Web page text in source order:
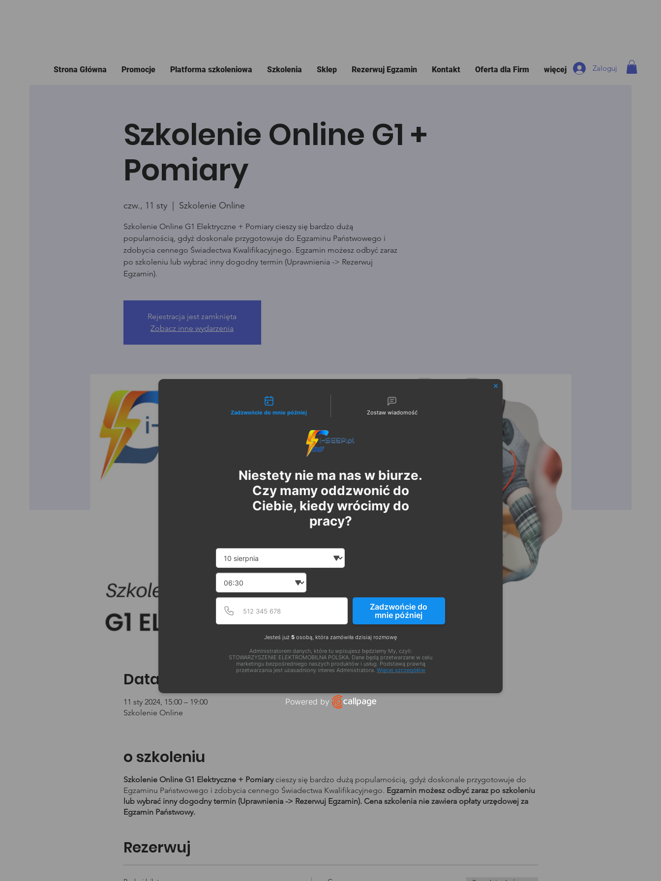
Strona Główna Promocje Platforma szkoleniowa Szkolenia Sklep Rezerwuj Egzamin Kontakt Oferta dla Firm więcej Zaloguj
Szkolenie Online G1 +
Pomiary
czw., 11 sty
  |
Szkolenie Online
Szkolenie Online G1 Elektryczne + Pomiary cieszy się bardzo dużą
popularnością, gdyż doskonale przygotowuje do Egzaminu Państwowego i
zdobycia cennego Świadectwa Kwalifikacyjnego. Egzamin możesz odbyć zaraz
po szkoleniu lub wybrać inny dogodny termin (Uprawnienia -> Rezerwuj
Egzamin).
Rejestracja jest zamknięta
Zobacz inne wydarzenia
Data i godzina szkolenia
11 sty 2024, 15:00 – 19:00
Szkolenie Online
o szkoleniu
Szkolenie Online G1 Elektryczne + Pomiarycieszy się bardzo dużą popularnością, gdyż doskonale przygotowuje do
Egzaminu Państwowego i zdobycia cennego Świadectwa Kwalifikacyjnego. Egzamin możesz odbyć zaraz po szkoleniu
lub wybrać inny dogodny termin (Uprawnienia -> Rezerwuj Egzamin). Cena szkolenia nie zawiera opłaty urzędowej za
Egzamin Państwowy.
Rezerwuj
Możliwości kontaktu
Zadzwońcie do mnie później Zostaw wiadomość
Niestety nie ma nas w biurze.
Czy mamy oddzwonić do
Ciebie, kiedy wrócimy do
pracy?
Date and time slection for scheduled call
Wybierz datę
Wybierz godzinę
Numer telefonu
Podaj poprawny numer telefonu w formacie E164
Zadzwońcie do
mnie później
Jesteś już 5 osobą, która zamówiła dzisiaj rozmowę
Administratorem danych, które tu wpisujesz będziemy My, czyli:
STOWARZYSZENIE ELEKTROMOBILNA POLSKA. Dane będą przetwarzane w celu
marketingu bezpośredniego naszych produktów i usług. Podstawą prawną
przetwarzania jest uzasadniony interes Administratora. Więcej szczegółów
Powered by